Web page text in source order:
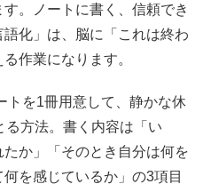
。ノートに書く、信頼でき
化」は、脳に「これは終わ
作業になります。
トを1冊用意して、静かな休
る方法。書く内容は「い
か」「そのとき自分は何を
を感じているか」の3項目